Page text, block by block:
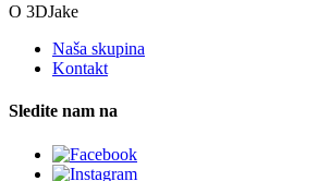
O 3DJake
Naša skupina
Kontakt
Sledite nam na